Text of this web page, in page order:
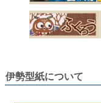
伊勢型紙について